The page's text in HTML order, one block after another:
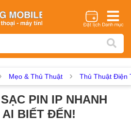
Oppo Xiaomi Realme Vivo
Vertu LG Tecno
chữa
Mẹo & Thủ Thuật Thủ Thuật Điện
PIN IP NHANH
AI BIẾT ĐẾN!